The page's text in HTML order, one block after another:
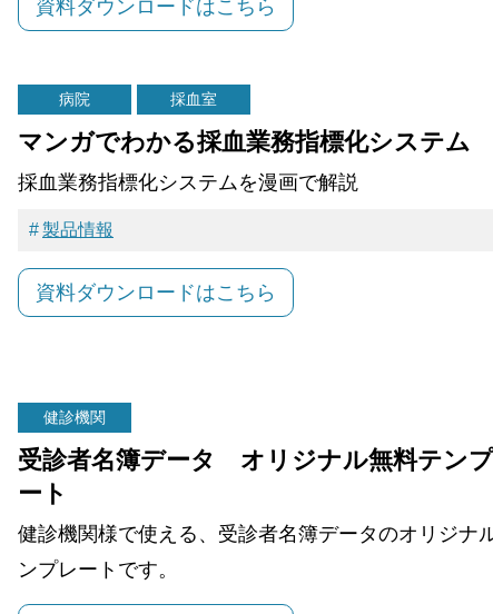
資料ダウンロードはこちら
病院 採血室
マンガでわかる採血業務指標化システム
採血業務指標化システムを漫画で解説
製品情報
資料ダウンロードはこちら
健診機関
受診者名簿データ オリジナル無料テン
ート
健診機関様で使える、受診者名簿データのオリジナ
ンプレートです。